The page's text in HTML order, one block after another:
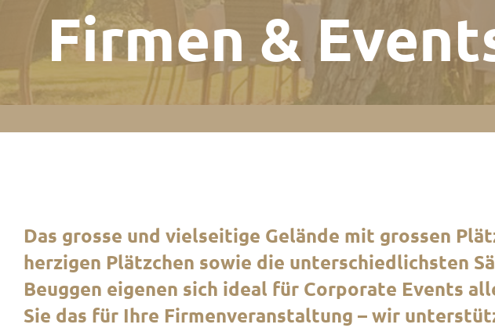
Firmen &
Das grosse und vielseitige Gelände mit grossen
herzigen Plätzchen sowie die unterschiedlichsten
Beuggen eigenen sich ideal für Corporate Events
Sie das für Ihre Firmenveranstaltung – wir